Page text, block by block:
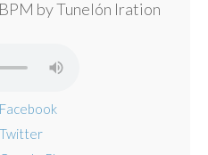
by Tunelón Iration